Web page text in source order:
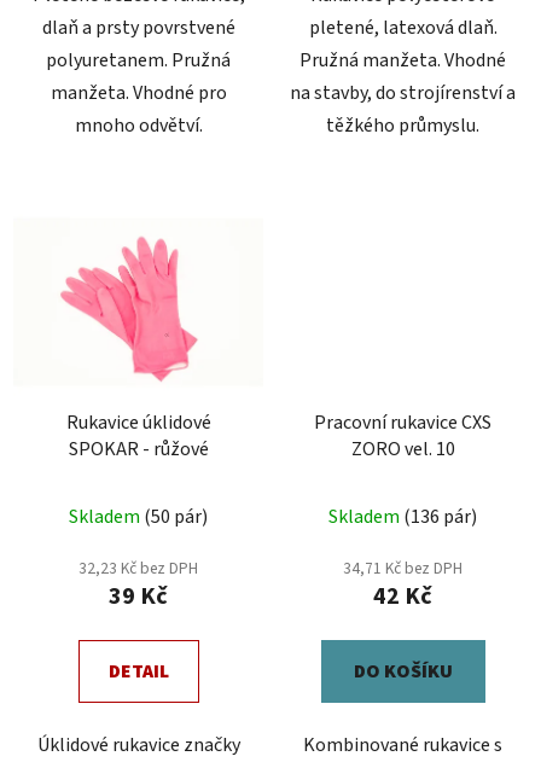
dlaň a prsty povrstvené
polyuretanem. Pružná
manžeta. Vhodné pro
mnoho odvětví.
pletené, latexová dlaň.
Pružná manžeta. Vhodné
na stavby, do strojírenství a
těžkého průmyslu.
Rukavice úklidové
SPOKAR - růžové
hodnocení
produktu
je
z
Skladem (50 pár)
32,23 Kč bez DPH
39 Kč
DETAIL
Úklidové rukavice značky
Pracovní rukavice CXS
ZORO vel. 10
Skladem (136 pár)
34,71 Kč bez DPH
42 Kč
DO KOŠÍKU
Kombinované rukavice s